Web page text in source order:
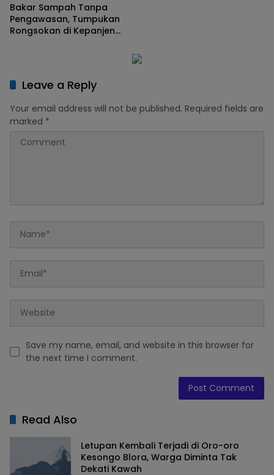
Bakar Sampah Tanpa
Pengawasan, Tumpukan
Rongsokan di Kepanjen
Leave a Reply
Your email address will not be published. Required fields are
marked *
Save my name, email, and website in this browser for
the next time I comment.
Read Also
Letupan Kembali Terjadi di Oro-oro
Kesongo Blora, Warga Diminta Tak
Dekati Kawah